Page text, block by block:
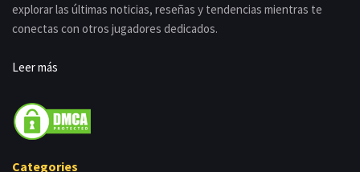
explorar las últimas noticias, reseñas y tendencias mientras te
conectas con otros jugadores dedicados.
Leer más
Categories